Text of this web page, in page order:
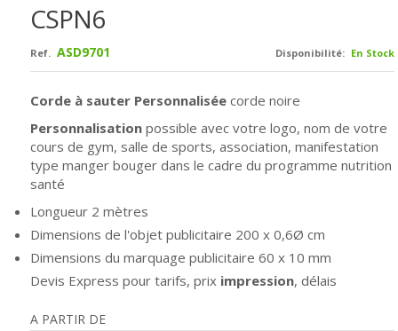
CSPN6
Disponibilité: En Stock
Ref. ASD9701
Corde à sauter Personnalisée corde noire
Personnalisation possible avec votre logo, nom de votre
cours de gym, salle de sports, association, manifestation
type manger bouger dans le cadre du programme nutrition
santé
Longueur 2 mètres
Dimensions de l'objet publicitaire 200 x 0,6Ø cm
Dimensions du marquage publicitaire 60 x 10 mm
Devis Express pour tarifs, prix impression, délais
A PARTIR DE